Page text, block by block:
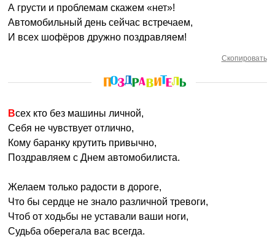
А грусти и проблемам скажем «нет»!
Автомобильный день сейчас встречаем,
И всех шофёров дружно поздравляем!
Скопировать
Всех кто без машины личной,
Себя не чувствует отлично,
Кому баранку крутить привычно,
Поздравляем с Днем автомобилиста.
Желаем только радости в дороге,
Что бы сердце не знало различной тревоги,
Чтоб от ходьбы не уставали ваши ноги,
Судьба оберегала вас всегда.